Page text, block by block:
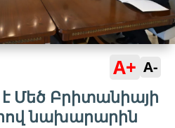
A+ A-
է Մեծ Բրիտանիայի
նախարարին